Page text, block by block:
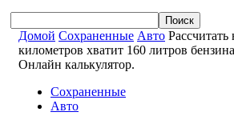
Домой Сохраненные Авто Рассчитать
километров хватит 160 литров
Онлайн калькулятор.
Сохраненные
Авто